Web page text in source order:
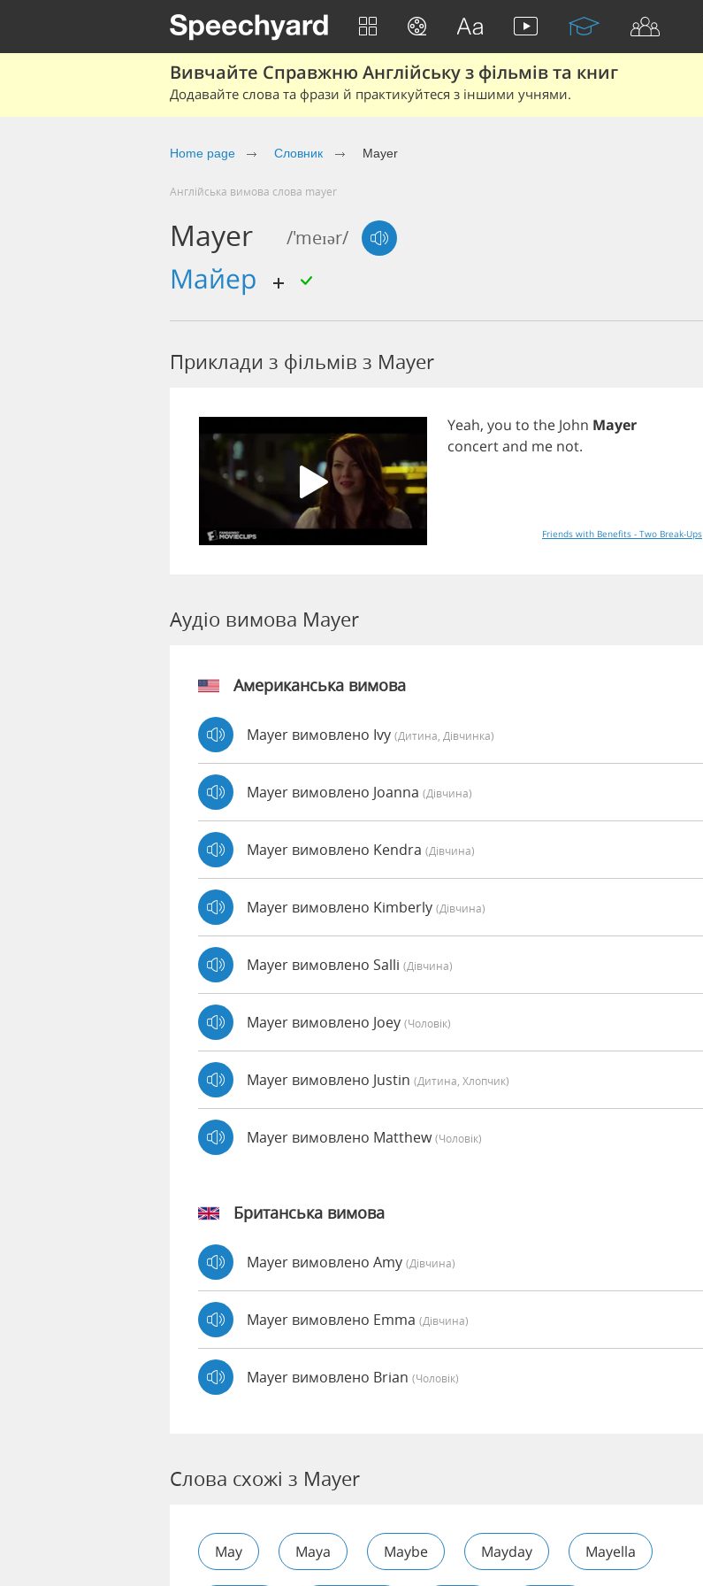
Вивчайте Справжню Англійську з фільмів та книг
Додавайте слова та фрази й практикуйтеся з іншими учнями.
Home page Cловник Mayer
Англійська вимова слова mayer
Mayer /'meɪər/
майер
Приклади з фільмів з Mayer
Yeah, you to the John Mayer
concertand me not.
Friends with Benefits - Two Break-Ups
Аудіо вимова Mayer
Американська вимова
Mayer вимовлено Ivy (дитина, Дівчинка)
Mayer вимовлено Joanna (дівчина)
Mayer вимовлено Kendra (дівчина)
Mayer вимовлено Kimberly (дівчина)
Mayer вимовлено Salli (дівчина)
Mayer вимовлено Joey (чоловік)
Mayer вимовлено Justin (дитина, Хлопчик)
Mayer вимовлено Matthew(чоловік)
Британська вимова
Mayer вимовлено Amy (дівчина)
Mayer вимовлено Emma (дівчина)
Mayer вимовлено Brian (чоловік)
Слова схожі з Mayer
May Maya Maybe Mayday Mayella